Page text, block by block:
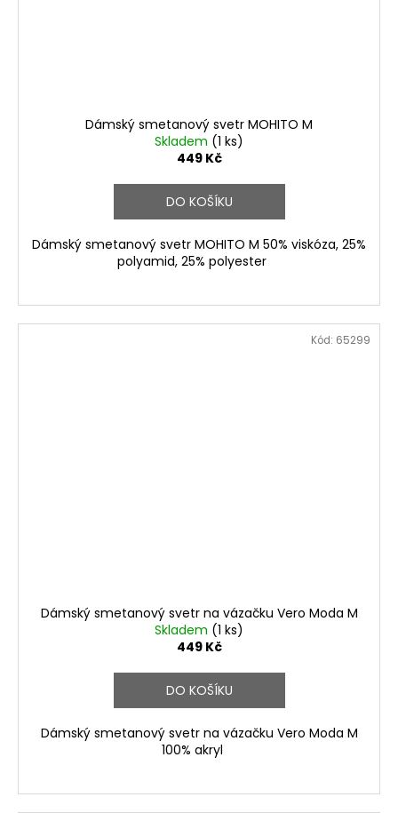
Dámský smetanový svetr MOHITO M
Skladem (1 ks)
449 Kč
DO KOŠÍKU
Dámský smetanový svetr MOHITO M 50% viskóza, 25%
polyamid, 25% polyester
Dámský smetanový svetr na vázačku Vero Moda M
Skladem (1 ks)
449 Kč
DO KOŠÍKU
Dámský smetanový svetr na vázačku Vero Moda M
100% akryl
Kód: 65299